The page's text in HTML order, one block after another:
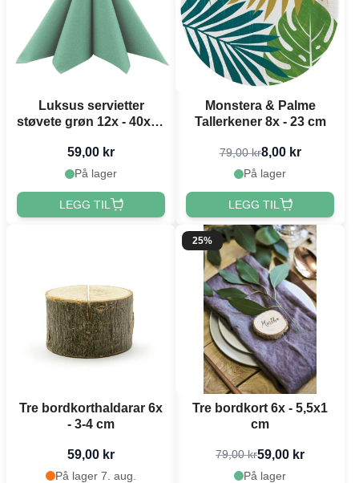
Luksus servietter
støvete grøn 12x - 40x40
59,00 kr
På lager
LEGG TIL
Monstera & Palme
Tallerkener 8x - 23 cm
79,00 kr8,00 kr
På lager
LEGG TIL
Tre bordkorthaldarar 6x
- 3-4 cm
59,00 kr
På lager 7. aug.
25%
Tre bordkort 6x - 5,5x1
cm
79,00 kr59,00 kr
På lager